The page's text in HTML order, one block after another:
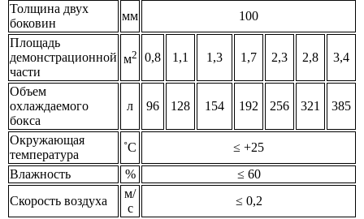
Толщина двух
боковин
мм
100
Площадь
демонстрационной
части
м2 0,8 1,1 1,3 1,7 2,3 2,8 3,4
Объем
охлаждаемого
бокса
л 96 128 154 192 256 321 385
Окружающая
температура
˚С
≤ +25
Влажность
%
≤ 60
Скорость воздуха
м/
с
≤ 0,2